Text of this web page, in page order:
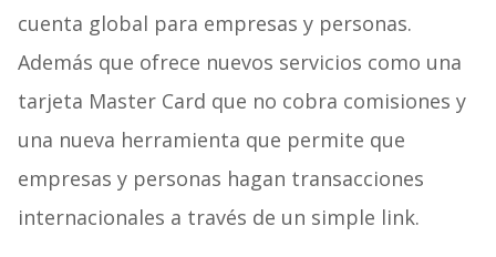
cuenta global para empresas y personas.
Además que ofrece nuevos servicios como una
tarjeta Master Card que no cobra comisiones y
una nueva herramienta que permite que
empresas y personas hagan transacciones
internacionales a través de un simple link.